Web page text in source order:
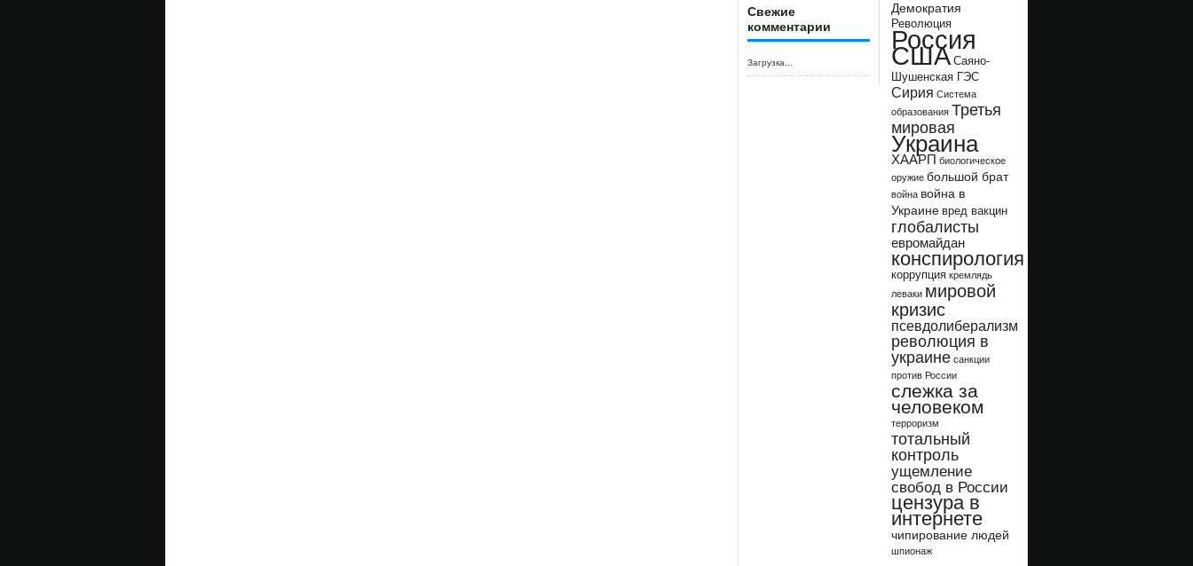
Свежие
комментарии
Загрузка...
Демократия
Революция
Россия
США Саяно-
Шушенская ГЭС
Сирия Система
образования Третья
мировая
Украина
ХААРП биологическое
оружие большой брат
война война в
Украине вред вакцин
глобалисты
евромайдан
конспирология
коррупция кремлядь
леваки мировой
кризис
псевдолиберализм
революция в
украине санкции
против России
слежка за
человеком
терроризм
тотальный
контроль
ущемление
свобод в России
цензура в
интернете
чипирование людей
шпионаж